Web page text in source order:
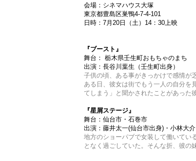
会場：シネマハウス大塚
東京都豊島区巣鴨4-7-4-101
日時：7月20日（土）14：30上映
『ブースト』
舞台： 栃木県壬生町おもちゃのまち
出演：長谷川葉生（壬生町出身）
子供の頃、ある事がきっかけで感情が
ある日、彼女は街でもう一人の自分を
てしまう」と聞かされたことがあった
『星屑ステージ』
舞台：仙台市・石巻市
出演：藤井太一(仙台市出身)・小林大
地方のショーパブで女装して働いてい
となく過ごしていた。そんな折、彼の